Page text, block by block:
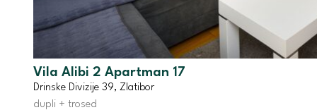
Vila Alibi 2 Apartman 17
Drinske Divizije 39, Zlatibor
dupli + trosed